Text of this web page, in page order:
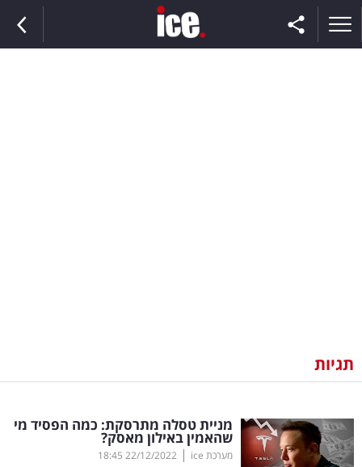
וצרכנות
דיגיטל
וטק
תגיות
מניית טסלה מתרסקת: כמה הפסיד מי
שהאמין באילון מאסק?
מערכת ice |
22/12/2022
18:45